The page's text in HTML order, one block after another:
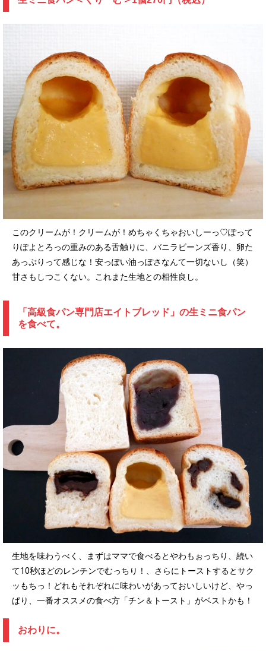
このクリームが！クリームが！めちゃくちゃおいしーっ♡ぽって
りぽよとろっの重みのある舌触りに、バニラビーンズ香り、卵た
あっぷりって感じな！安っぽい油っぽさなんて一切ないし（笑）
甘さもしつこくない。これまた生地との相性良し。
「高級食パン専門店エイトブレッド」の生ミニ食パン
を食べて。
生地を味わうべく、まずはママで食べるとやわもぉっちり、続い
て10秒ほどのレンチンでむっちり！、さらにトーストするとサク
ッもちっ！どれもそれぞれに味わいがあっておいしいけど、やっ
ぱり、一番オススメの食べ方「チン＆トースト」がベストかも！
おわりに。